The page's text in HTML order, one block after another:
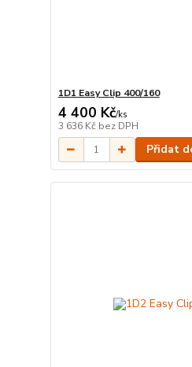
1D1 Easy Clip 400/160
4 400 Kč/ks
3 636 Kč bez DPH
Přidat